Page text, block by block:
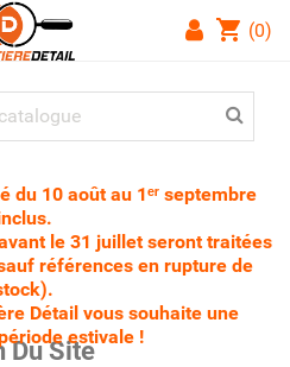
shopping_cart (0)
du 10 août au 1ᵉʳ septembre
le 31 juillet seront traitées
références en rupture de
Détail vous souhaite une
estivale !
Du Site